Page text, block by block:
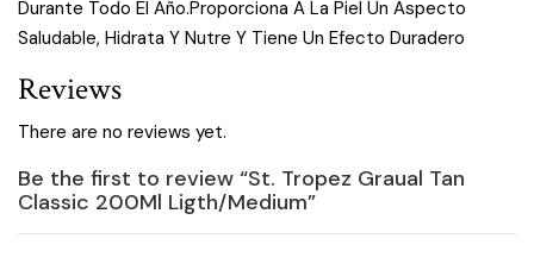
Durante Todo El Año.Proporciona A La Piel Un Aspecto
Saludable, Hidrata Y Nutre Y Tiene Un Efecto Duradero
Reviews
There are no reviews yet.
Be the first to review “St. Tropez Graual Tan
Classic 200Ml Ligth/Medium”